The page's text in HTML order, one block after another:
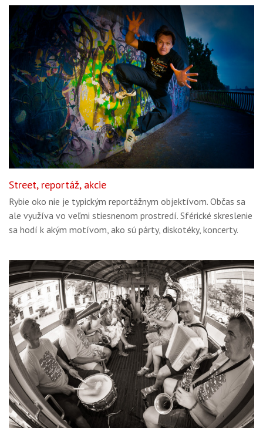
Street, reportáž, akcie
Rybie oko nie je typickým reportážnym objektívom. Občas sa
ale využíva vo veľmi stiesnenom prostredí. Sférické skreslenie
sa hodí k akým motívom, ako sú párty, diskotéky, koncerty.